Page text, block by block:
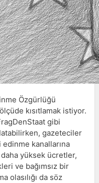
Özgürlüğü
kısıtlamak istiyor.
gibi
gazeteciler
kanallarına
yüksek ücretler,
ve bağımsız bir
olasılığı da söz